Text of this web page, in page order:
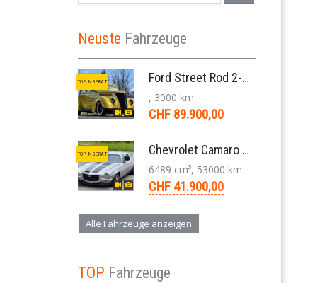
Neuste Fahrzeuge
TOP INSERAT Ford Street Rod 2-Door V8 Aut. 1937
, 3000 km
CHF 89.900,00
TOP INSERAT Chevrolet Camaro SS 396 LS3 Coupe Aut. 1971
6489 cm³, 53000 km
CHF 41.900,00
Alle Fahrzeuge anzeigen
TOP Fahrzeuge